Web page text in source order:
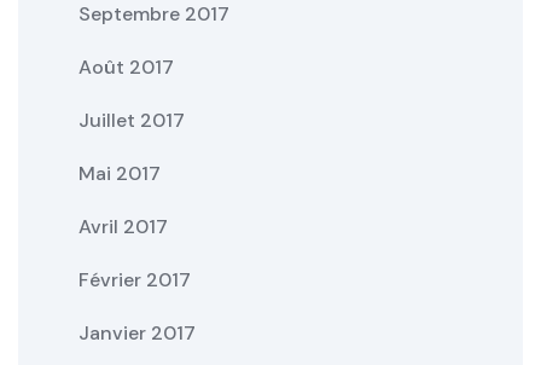
Septembre 2017
Août 2017
Juillet 2017
Mai 2017
Avril 2017
Février 2017
Janvier 2017